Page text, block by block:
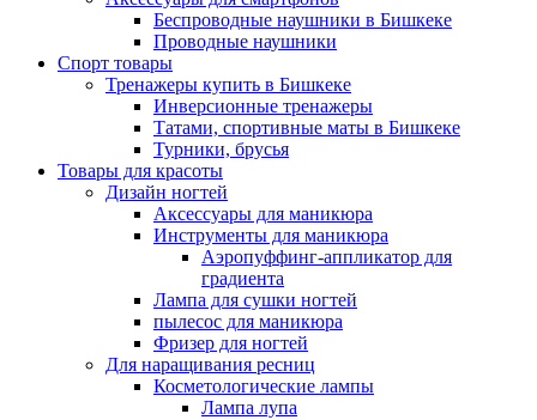
Беспроводные наушники в Бишкеке
Проводные наушники
Спорт товары
Тренажеры купить в Бишкеке
Инверсионные тренажеры
Татами, спортивные маты в Бишкеке
Турники, брусья
Товары для красоты
Дизайн ногтей
Аксессуары для маникюра
Инструменты для маникюра
Аэропуффинг-аппликатор для
градиента
Лампа для сушки ногтей
пылесос для маникюра
Фризер для ногтей
Для наращивания ресниц
Косметологические лампы
Лампа лупа